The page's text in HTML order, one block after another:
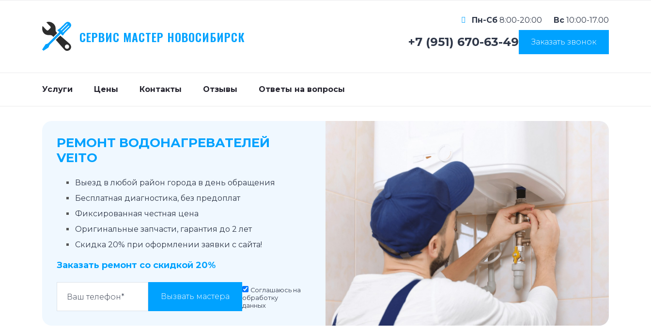
СЕРВИС МАСТЕР НОВОСИБИРСК
Пн-Сб 8:00-20:00 Вс 10:00-17.00
+7 (951) 670-63-49 Заказать звонок
Услуги Цены Контакты Отзывы Ответы на вопросы
РЕМОНТ ВОДОНАГРЕВАТЕЛЕЙ
VEITO
Выезд в любой район города в день обращения
Бесплатная диагностика, без предоплат
Фиксированная честная цена
Оригинальные запчасти, гарантия до 2 лет
Скидка 20% при оформлении заявки с сайта!
Заказать ремонт со скидкой 20%
Вызвать мастера
Соглашаюсь на
обработку
данных